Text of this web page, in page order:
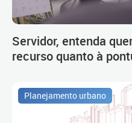
Servidor, entenda
recurso quanto à
Planejamento urbano